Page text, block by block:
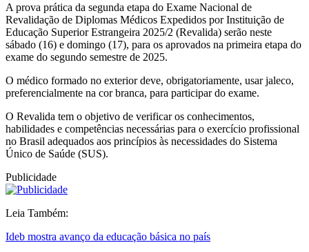
A prova prática da segunda etapa do Exame Nacional de
Revalidação de Diplomas Médicos Expedidos por Instituição de
Educação Superior Estrangeira 2025/2 (Revalida) serão neste
sábado (16) e domingo (17), para os aprovados na primeira etapa do
exame do segundo semestre de 2025.
O médico formado no exterior deve, obrigatoriamente, usar jaleco,
preferencialmente na cor branca, para participar do exame.
O Revalida tem o objetivo de verificar os conhecimentos,
habilidades e competências necessárias para o exercício profissional
no Brasil adequados aos princípios às necessidades do Sistema
Único de Saúde (SUS).
Publicidade
Leia Também:
Ideb mostra avanço da educação básica no país